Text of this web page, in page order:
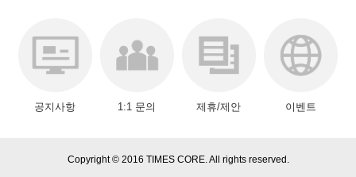
공지사항 1:1 문의 제휴/제안 이벤트
Copyright © 2016 TIMES CORE. All rights reserved.